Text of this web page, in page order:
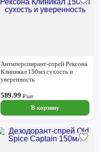
Антиперспирант-спрей Рексона
Клиникал 150мл сухость и
уверенность
589.99 ₽/шт
В корзину